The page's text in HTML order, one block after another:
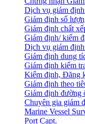
Dịch vụ giám
Giám định số
Giám định chất
Giám định/ kiểm
Dịch vụ giám
Giám định dung
Giám định kiểm
Kiểm định, Đăng
Giám định theo
Giám định đường
Chuyên gia giám
Marine Vessel
Port Capt.